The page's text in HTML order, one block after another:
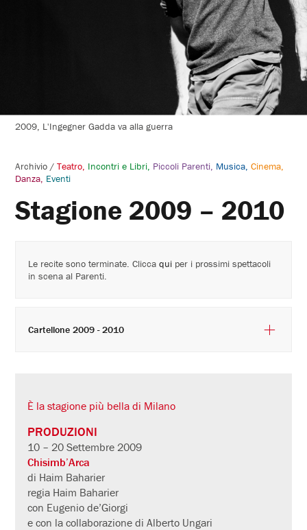
2009, L'Ingegner Gadda va alla guerra
Archivio /Teatro Incontri e Libri Piccoli Parenti Musica Cinema
Danza Eventi
Stagione 2009 – 2010
È la stagione più bella di Milano
PRODUZIONI
10 – 20 Settembre 2009
Chisimb’Arca
di Haim Baharier
regia Haim Baharier
con Eugenio de’Giorgi
e con la collaborazione di Alberto Ungari
Le recite sono terminate. Cliccaqui per i prossimi spettacoli
in scena al Parenti.
Cartellone 2009 - 2010